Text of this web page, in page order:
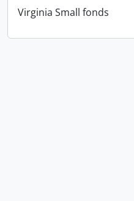
Virginia Small fonds